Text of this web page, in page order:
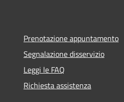
Prenotazione appuntamento
Segnalazione disservizio
Leggi le FAQ
Richiesta assistenza